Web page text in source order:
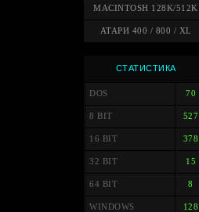
MACINTOSH 128K/512K
АТАРИ 400 / 800 / XL
СТАТИСТИКА
DOS 70
8 BIT 527
16 BIT 378
32 BIT 15
64 BIT 8
WINDOWS 128